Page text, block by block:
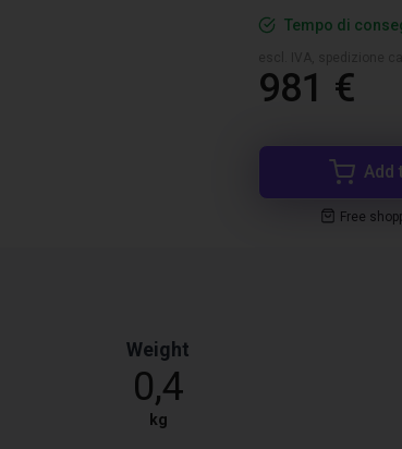
Tempo di
981 €
Add
Free
Weight
0,4
kg